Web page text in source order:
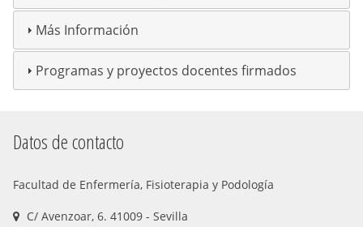
Más Información
Programas y proyectos docentes firmados
Datos de contacto
Facultad de Enfermería, Fisioterapia y Podología
C/ Avenzoar, 6. 41009 - Sevilla